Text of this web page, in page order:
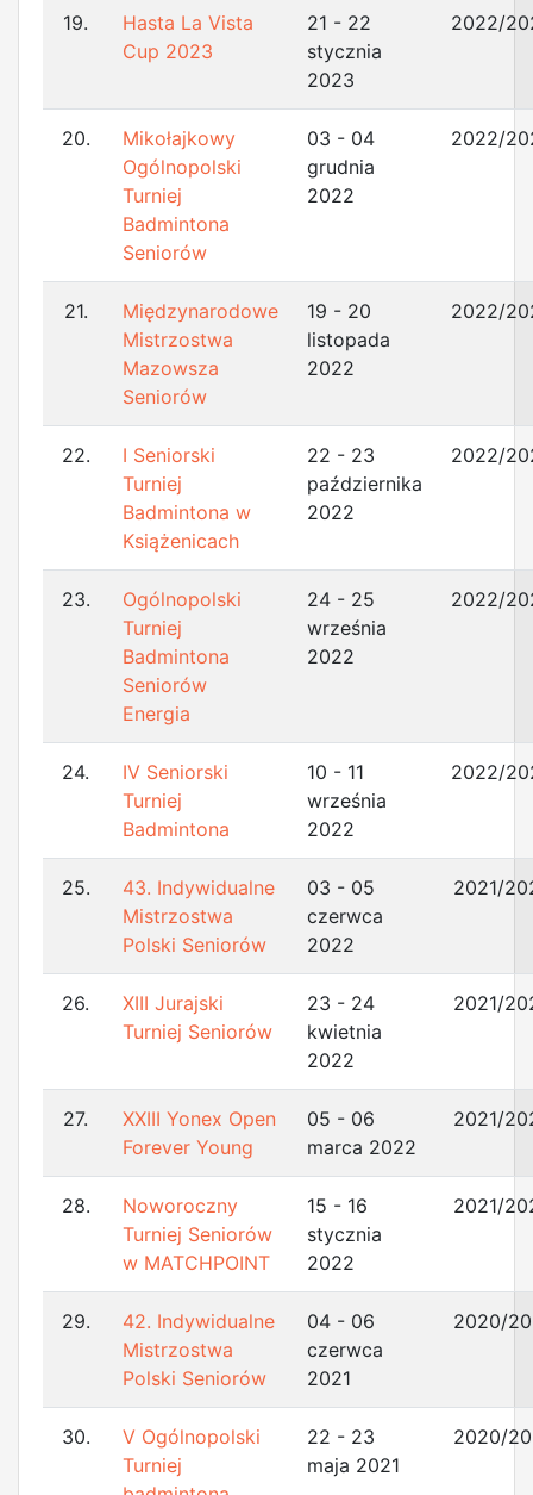
19.
Hasta La Vista
Cup 2023
21 - 22
stycznia
2023
2022/
20.
Mikołajkowy
Ogólnopolski
Turniej
Badmintona
Seniorów
03 - 04
grudnia
2022
2022/
21.
Międzynarodowe
Mistrzostwa
Mazowsza
Seniorów
19 - 20
listopada
2022
2022/
22.
I Seniorski
Turniej
Badmintona w
Książenicach
22 - 23
października
2022
2022/
23.
Ogólnopolski
Turniej
Badmintona
Seniorów
Energia
24 - 25
września
2022
2022/
24.
IV Seniorski
Turniej
Badmintona
10 - 11
września
2022
2022/
25.
43. Indywidualne
Mistrzostwa
Polski Seniorów
03 - 05
czerwca
2022
2021/
26.
XIII Jurajski
Turniej Seniorów
23 - 24
kwietnia
2022
2021/
27.
XXIII Yonex Open
Forever Young
05 - 06
marca 2022
2021/
28.
Noworoczny
Turniej Seniorów
w MATCHPOINT
15 - 16
stycznia
2022
2021/
29.
42. Indywidualne
Mistrzostwa
Polski Seniorów
04 - 06
czerwca
2021
2020/
30.
V Ogólnopolski
Turniej
22 - 23
maja 2021
2020/